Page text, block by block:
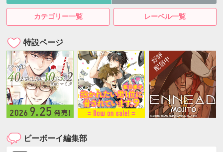
カテゴリー一覧 レーベル一覧
特設ページ
ビーボーイ編集部